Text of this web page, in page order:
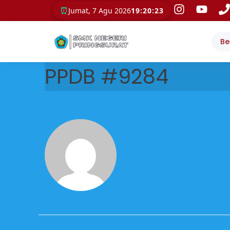
⏰ Jumat, 7 Agu 202619:20:23
PPDB #9284